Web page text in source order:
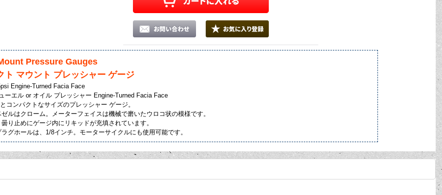
Pressure Gauges
ト マウント プレッシャー ゲージ
Engine-Turned Facia Face
ーエル or オイル プレッシャー Engine-Turned Facia Face
コンパクトなサイズのプレッシャー ゲージ。
ルはクローム。メーターフェイスは機械で磨いたウロコ状の模様です。
り止めにゲージ内にリキッドが充填されています。
グホールは、1/8インチ。モーターサイクルにも使用可能です。